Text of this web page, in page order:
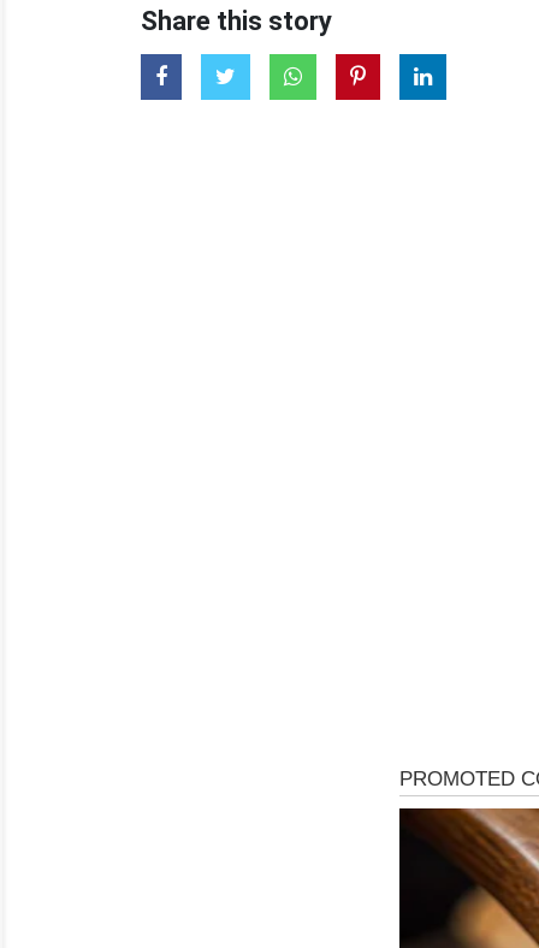
Share this story